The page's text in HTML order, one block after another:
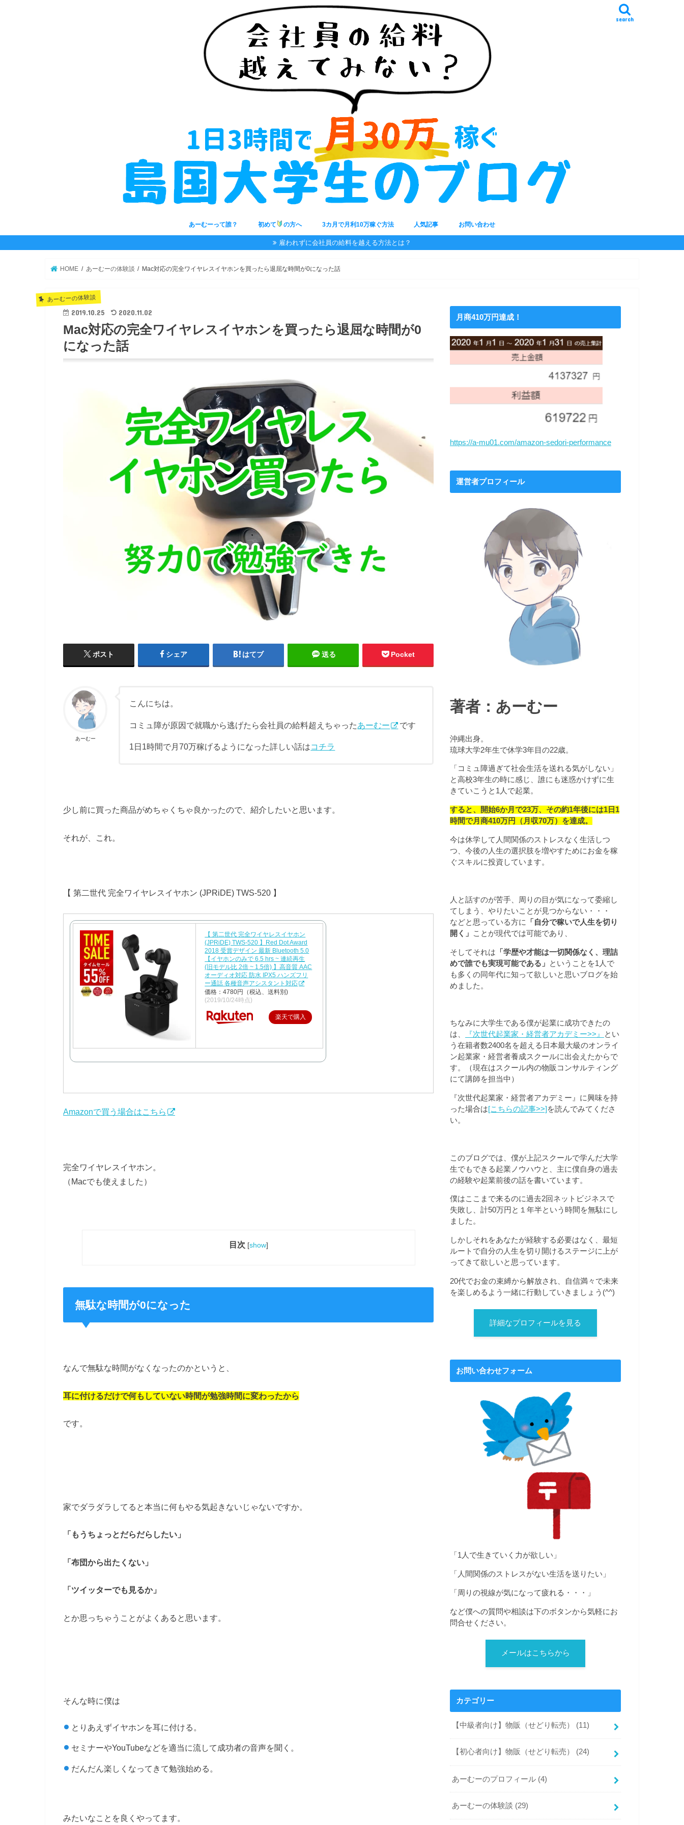
search
あーむーって誰？ 初めて の方へ 3カ月で月利10万稼ぐ方法 人気記事 お問い合わせ
雇われずに会社員の給料を越える方法とは？
HOME あーむーの体験談 Mac対応の完全ワイヤレスイヤホンを買ったら退屈な時間が0になった話
あーむーの体験談
2019.10.25 2020.11.02
Mac対応の完全ワイヤレスイヤホンを買ったら退屈な時間が0
になった話
ポスト シェア はてブ 送る Pocket
あーむー
こんにちは。
コミュ障が原因で就職から逃げたら会社員の給料超えちゃったあーむー です
1日1時間で月70万稼げるようになった詳しい話はコチラ
少し前に買った商品がめちゃくちゃ良かったので、紹介したいと思います。
それが、これ。
【 第二世代 完全ワイヤレスイヤホン (JPRiDE) TWS-520 】
【 第二世代 完全ワイヤレスイヤホン
(JPRiDE) TWS-520 】Red Dot Award
2018 受賞デザイン 最新 Bluetooth 5.0
【イヤホンのみで 6.5 hrs ~ 連続再生
(旧モデル比 2倍 ~ 1.5倍) 】高音質 AAC
オーディオ対応 防水 IPX5 ハンズフリ
ー通話 各種音声アシスタント対応
価格：4780円（税込、送料別)
(2019/10/24時点)
楽天で購入
Amazonで買う場合はこちら
完全ワイヤレスイヤホン。
（Macでも使えました）
目次 [show]
無駄な時間が0になった
なんで無駄な時間がなくなったのかというと、
耳に付けるだけで何もしていない時間が勉強時間に変わったから
です。
家でダラダラしてると本当に何もやる気起きないじゃないですか。
「もうちょっとだらだらしたい」
「布団から出たくない」
「ツイッターでも見るか」
とか思っちゃうことがよくあると思います。
そんな時に僕は
とりあえずイヤホンを耳に付ける。
セミナーやYouTubeなどを適当に流して成功者の音声を聞く。
だんだん楽しくなってきて勉強始める。
みたいなことを良くやってます。
月商410万円達成！
https://a-mu01.com/amazon-sedori-performance
運営者プロフィール
著者：あーむー
沖縄出身。
琉球大学2年生で休学3年目の22歳。
「コミュ障過ぎて社会生活を送れる気がしない」
と高校3年生の時に感じ、誰にも迷惑かけずに生
きていこうと1人で起業。
すると、開始6か月で23万、その約1年後には1日1
時間で月商410万円（月収70万）を達成。
今は休学して人間関係のストレスなく生活しつ
つ、今後の人生の選択肢を増やすためにお金を稼
ぐスキルに投資しています。
人と話すのが苦手、周りの目が気になって委縮し
てしまう、やりたいことが見つからない・・・
などと思っている方に
「自分で稼いで人生を切り
開く」
ことが現代では可能であり、
そしてそれは 「学歴や才能は一切関係なく、理詰
めで誰でも実現可能である」
ということを1人で
も多くの同年代に知って欲しいと思いブログを始
めました。
ちなみに大学生である僕が起業に成功できたの
は、
『次世代起業家・経営者アカデミー>> 』
とい
う在籍者数2400名を超える日本最大級のオンライ
ン起業家・経営者養成スクールに出会えたからで
す。（現在はスクール内の物販コンサルティング
にて講師を担当中）
『次世代起業家・経営者アカデミー』に興味を持
った場合は[こちらの記事>>] を読んでみてくださ
い。
このブログでは、僕が上記スクールで学んだ大学
生でもできる起業ノウハウと、主に僕自身の過去
の経験や起業前後の話を書いています。
僕はここまで来るのに過去2回ネットビジネスで
失敗し、計50万円と１年半という時間を無駄にし
ました。
しかしそれをあなたが経験する必要はなく、最短
ルートで自分の人生を切り開けるステージに上が
ってきて欲しいと思っています。
20代でお金の束縛から解放され、自信満々で未来
を楽しめるよう一緒に行動していきましょう(^^)
詳細なプロフィールを見る
お問い合わせフォーム
「1人で生きていく力が欲しい」
「人間関係のストレスがない生活を送りたい」
「周りの視線が気になって疲れる・・・」
など僕への質問や相談は下のボタンから気軽にお
問合せください。
メールはこちらから
カテゴリー
【中級者向け】物販（せどり転売） (11)
【初心者向け】物販（せどり転売） (24)
あーむーのプロフィール (4)
あーむーの体験談 (29)